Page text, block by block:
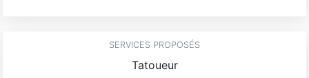
SERVICES PROPOSÉS
Tatoueur